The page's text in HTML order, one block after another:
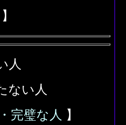
】
人
ない人
完璧な人 】